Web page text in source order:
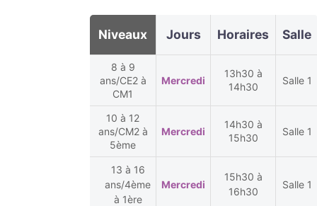
Niveaux Jours Horaires Salle
8 à 9
ans/CE2 à
CM1
Mercredi
13h30 à
14h30
Salle 1
10 à 12
ans/CM2 à
5ème
Mercredi
14h30 à
15h30
Salle 1
13 à 16
ans/4ème
à 1ère
Mercredi
15h30 à
16h30
Salle 1